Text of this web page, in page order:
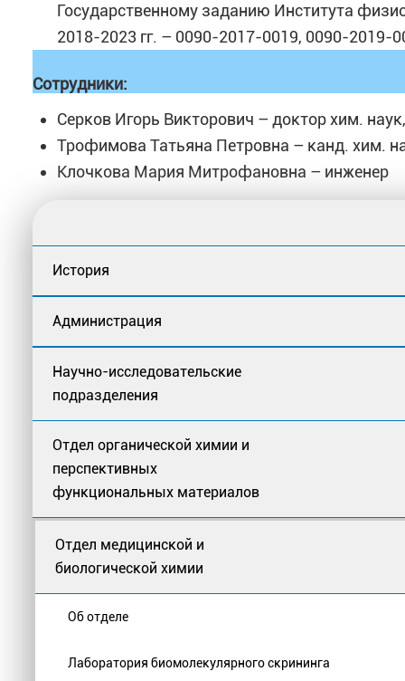
Государственному заданию Института
2018-2023 гг. – 0090-2017-0019, 0090-2019-
Сотрудники:
Серков Игорь Викторович – доктор хим.
Трофимова Татьяна Петровна – канд. хим.
Клочкова Мария Митрофановна – инженер
История
Администрация
Научно-исследовательские
подразделения
Отдел органической химии и
перспективных
функциональных материалов
Отдел медицинской и
биологической химии
Об отделе
Лаборатория биомолекулярного скрининга